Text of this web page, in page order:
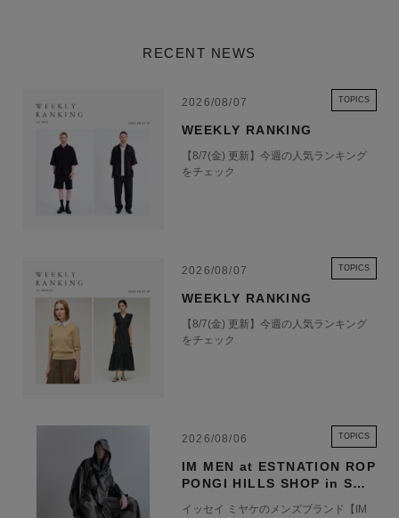
RECENT NEWS
2026/08/07 TOPICS
WEEKLY RANKING
【8/7(金) 更新】今週の人気ランキング
をチェック
2026/08/07 TOPICS
WEEKLY RANKING
【8/7(金) 更新】今週の人気ランキング
をチェック
2026/08/06 TOPICS
IM MEN at ESTNATION ROP
PONGI HILLS SHOP in SHO
イッセイ ミヤケのメンズブランド【IM